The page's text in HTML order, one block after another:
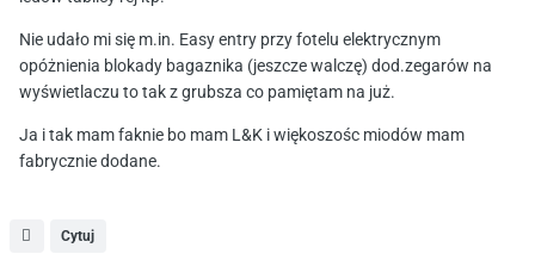
Nie udało mi się m.in. Easy entry przy fotelu elektrycznym
opóżnienia blokady bagaznika (jeszcze walczę) dod.zegarów na
wyświetlaczu to tak z grubsza co pamiętam na już.
Ja i tak mam faknie bo mam L&K i więkoszośc miodów mam
fabrycznie dodane.
Cytuj